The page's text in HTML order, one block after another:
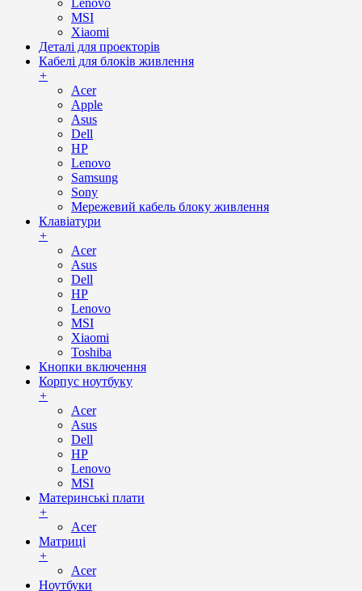
Lenovo
MSI
Xiaomi
Деталі для проекторів
Кабелі для блоків живлення
+
Acer
Apple
Asus
Dell
HP
Lenovo
Samsung
Sony
Мережевий кабель блоку живлення
Клавіатури
+
Acer
Asus
Dell
HP
Lenovo
MSI
Xiaomi
Toshiba
Кнопки включення
Корпус ноутбуку
+
Acer
Asus
Dell
HP
Lenovo
MSI
Материнські плати
+
Acer
Матриці
+
Acer
Ноутбуки